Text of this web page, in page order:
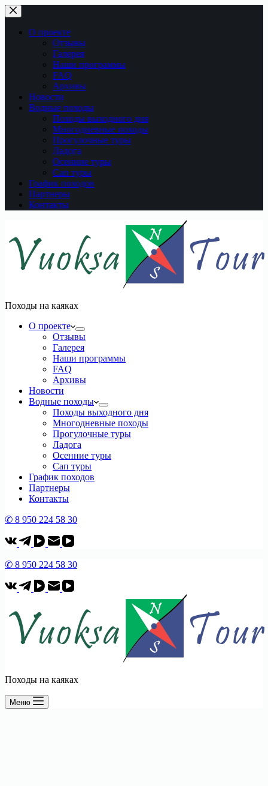
Перейти
к
сути
О проекте
Отзывы
Галерея
Наши программы
FAQ
Архивы
Новости
Водные походы
Походы выходного дня
Многодневные походы
Прогулочные туры
Ладога
Осенние туры
Сап туры
График походов
Партнеры
Контакты
Походы на каяках
О проекте
Отзывы
Галерея
Наши программы
FAQ
Архивы
Новости
Водные походы
Походы выходного дня
Многодневные походы
Прогулочные туры
Ладога
Осенние туры
Сап туры
График походов
Партнеры
Контакты
✆ 8 950 224 58 30
✆ 8 950 224 58 30
Походы на каяках
Меню